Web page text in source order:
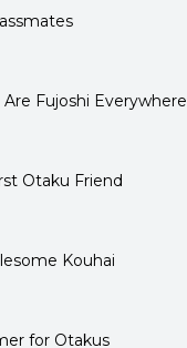
Are Fujoshi Everywhere
Otaku Friend
Kouhai
for Otakus